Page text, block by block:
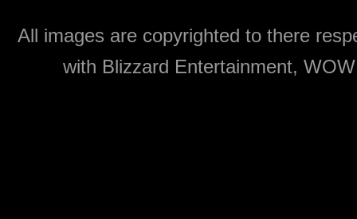
All images are copyrighted to there
with Blizzard Entertainment,